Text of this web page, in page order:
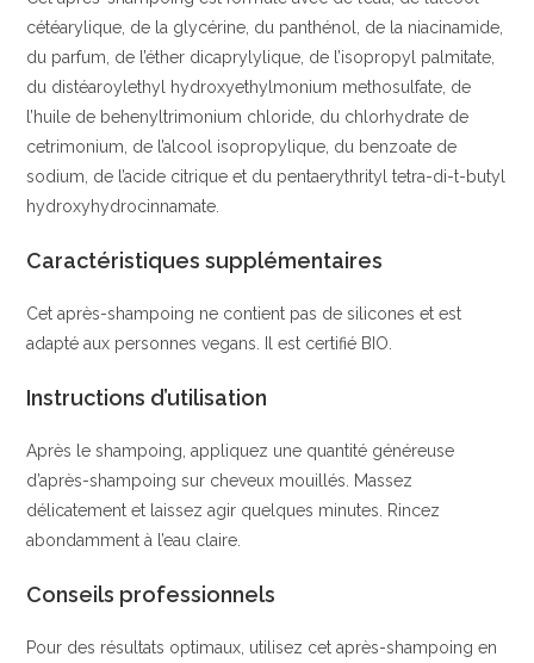
cétéarylique, de la glycérine, du panthénol, de la niacinamide,
du parfum, de l’éther dicaprylylique, de l’isopropyl palmitate,
du distéaroylethyl hydroxyethylmonium methosulfate, de
l’huile de behenyltrimonium chloride, du chlorhydrate de
cetrimonium, de l’alcool isopropylique, du benzoate de
sodium, de l’acide citrique et du pentaerythrityl tetra-di-t-butyl
hydroxyhydrocinnamate.
Caractéristiques supplémentaires
Cet après-shampoing ne contient pas de silicones et est
adapté aux personnes vegans. Il est certifié BIO.
Instructions d’utilisation
Après le shampoing, appliquez une quantité généreuse
d’après-shampoing sur cheveux mouillés. Massez
délicatement et laissez agir quelques minutes. Rincez
abondamment à l’eau claire.
Conseils professionnels
Pour des résultats optimaux, utilisez cet après-shampoing en